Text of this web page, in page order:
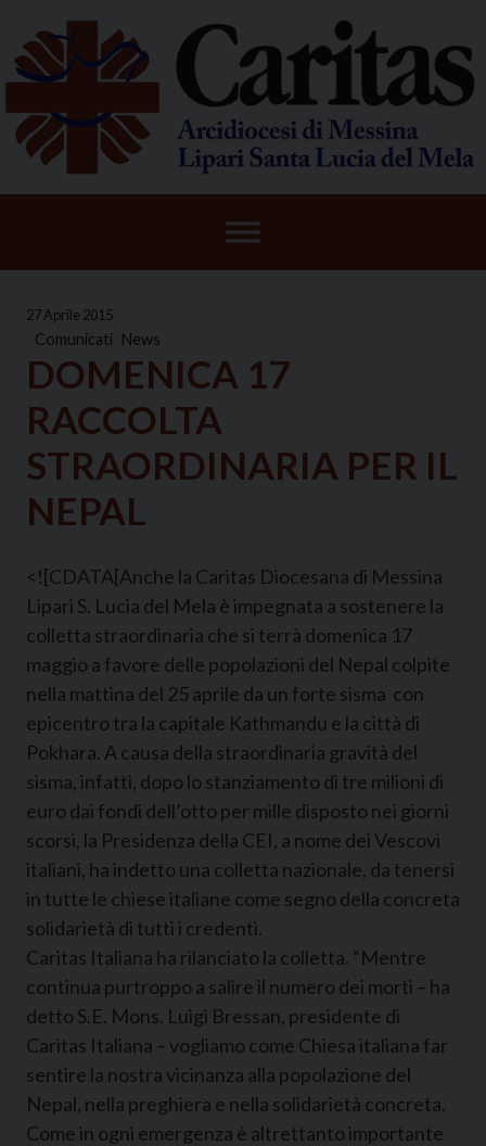
content
27 Aprile 2015
Comunicati News
DOMENICA 17
RACCOLTA
STRAORDINARIA PER IL
NEPAL
<![CDATA[Anche la Caritas Diocesana di Messina
Lipari S. Lucia del Mela è impegnata a sostenere la
colletta straordinaria che si terrà domenica 17
maggio a favore delle popolazioni del Nepal colpite
nella mattina del 25 aprile da un forte sisma con
epicentro tra la capitale Kathmandu e la città di
Pokhara. A causa della straordinaria gravità del
sisma, infatti, dopo lo stanziamento di tre milioni di
euro dai fondi dell’otto per mille disposto nei giorni
scorsi, la Presidenza della CEI, a nome dei Vescovi
italiani, ha indetto una colletta nazionale, da tenersi
in tutte le chiese italiane come segno della concreta
solidarietà di tutti i credenti.
Caritas Italiana ha rilanciato la colletta. “Mentre
continua purtroppo a salire il numero dei morti – ha
detto S.E. Mons. Luigi Bressan, presidente di
Caritas Italiana – vogliamo come Chiesa italiana far
sentire la nostra vicinanza alla popolazione del
Nepal, nella preghiera e nella solidarietà concreta.
Come in ogni emergenza è altrettanto importante